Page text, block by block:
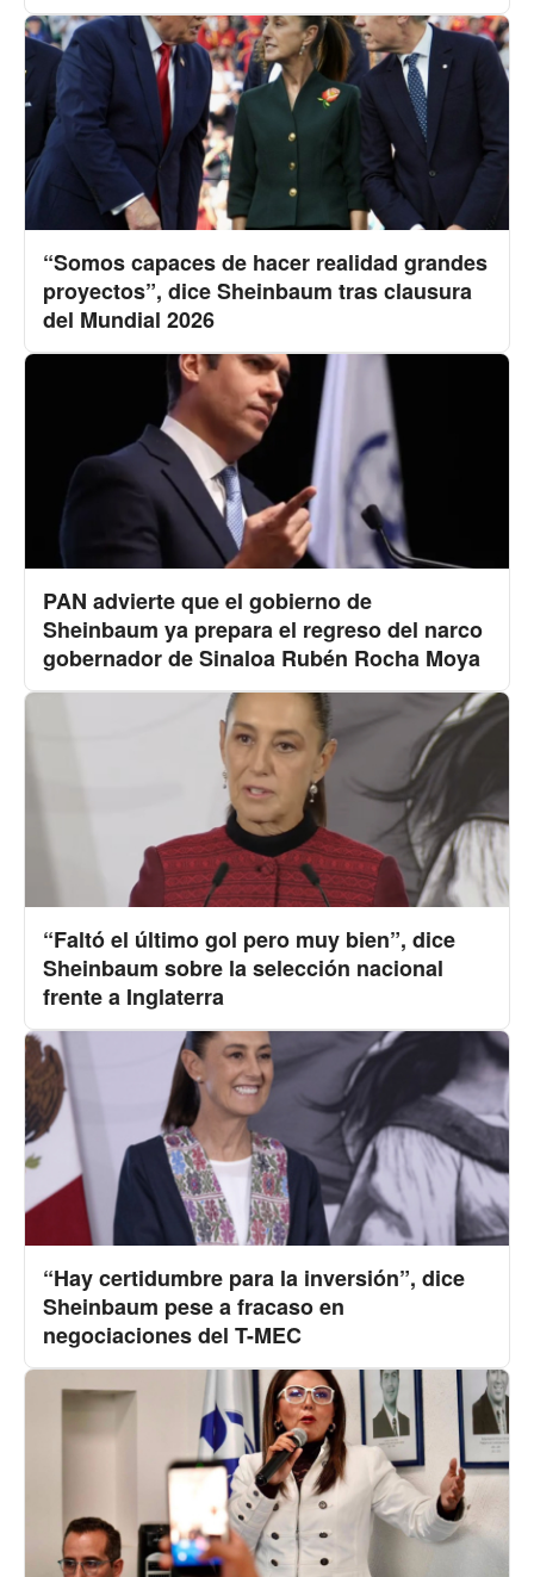
“Somos capaces de hacer realidad grandes
proyectos”, dice Sheinbaum tras clausura
del Mundial 2026
PAN advierte que el gobierno de
Sheinbaum ya prepara el regreso del narco
gobernador de Sinaloa Rubén Rocha Moya
“Faltó el último gol pero muy bien”, dice
Sheinbaum sobre la selección nacional
frente a Inglaterra
“Hay certidumbre para la inversión”, dice
Sheinbaum pese a fracaso en
negociaciones del T-MEC